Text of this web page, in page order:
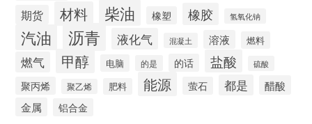
期货 材料 柴油 橡塑 橡胶 氢氧化钠
汽油 沥青 液化气 混凝土 溶液 燃料
燃气 甲醇 电脑 的是 的话 盐酸 硫酸
聚丙烯 聚乙烯 肥料 能源 萤石 都是 醋酸
金属 铝合金